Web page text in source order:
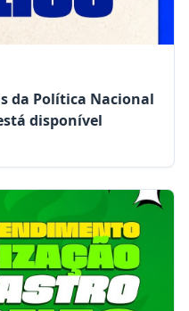
da Política Nacional
disponível